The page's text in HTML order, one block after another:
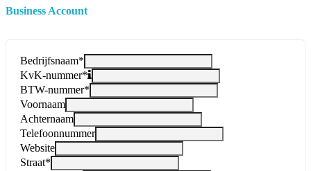
Business Account
Bedrijfsnaam*
KvK-nummer*
BTW-nummer*
Voornaam
Achternaam
Telefoonnummer
Website
Straat*